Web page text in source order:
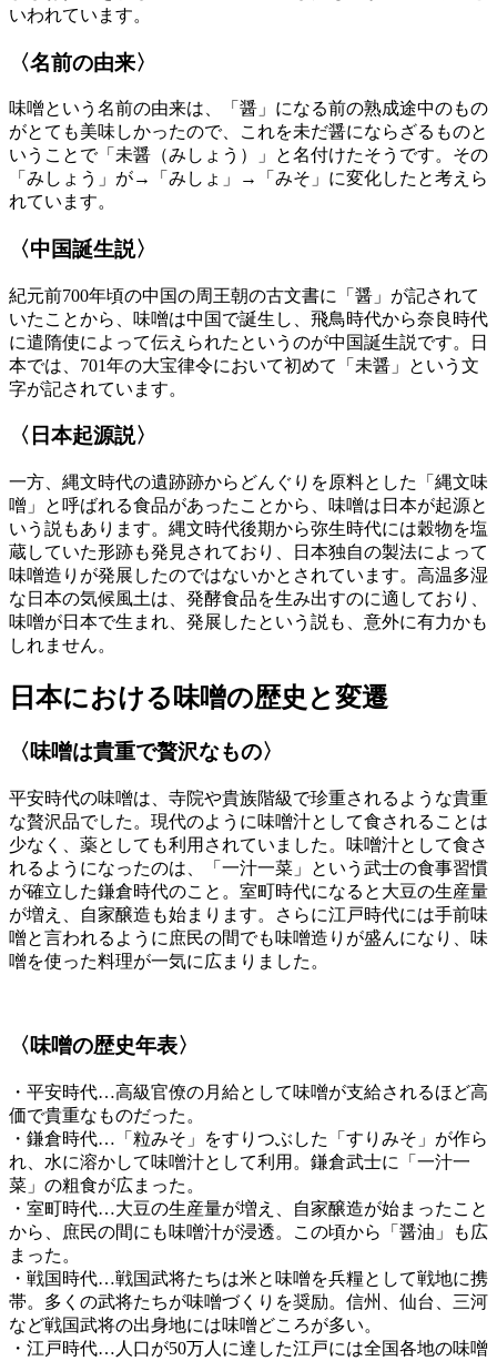
いわれています。
〈名前の由来〉
味噌という名前の由来は、「醤」になる前の熟成途中のもの
がとても美味しかったので、これを未だ醤にならざるものと
いうことで「未醤（みしょう）」と名付けたそうです。その
「みしょう」が→「みしょ」→「みそ」に変化したと考えら
れています。
〈中国誕生説〉
紀元前700年頃の中国の周王朝の古文書に「醤」が記されて
いたことから、味噌は中国で誕生し、飛鳥時代から奈良時代
に遣隋使によって伝えられたというのが中国誕生説です。日
本では、701年の大宝律令において初めて「未醤」という文
字が記されています。
〈日本起源説〉
一方、縄文時代の遺跡跡からどんぐりを原料とした「縄文味
噌」と呼ばれる食品があったことから、味噌は日本が起源と
いう説もあります。縄文時代後期から弥生時代には穀物を塩
蔵していた形跡も発見されており、日本独自の製法によって
味噌造りが発展したのではないかとされています。高温多湿
な日本の気候風土は、発酵食品を生み出すのに適しており、
味噌が日本で生まれ、発展したという説も、意外に有力かも
しれません。
日本における味噌の歴史と変遷
〈味噌は貴重で贅沢なもの〉
平安時代の味噌は、寺院や貴族階級で珍重されるような貴重
な贅沢品でした。現代のように味噌汁として食されることは
少なく、薬としても利用されていました。味噌汁として食さ
れるようになったのは、「一汁一菜」という武士の食事習慣
が確立した鎌倉時代のこと。室町時代になると大豆の生産量
が増え、自家醸造も始まります。さらに江戸時代には手前味
噌と言われるように庶民の間でも味噌造りが盛んになり、味
噌を使った料理が一気に広まりました。
〈味噌の歴史年表〉
・平安時代…高級官僚の月給として味噌が支給されるほど高
価で貴重なものだった。
・鎌倉時代…「粒みそ」をすりつぶした「すりみそ」が作ら
れ、水に溶かして味噌汁として利用。鎌倉武士に「一汁一
菜」の粗食が広まった。
・室町時代…大豆の生産量が増え、自家醸造が始まったこと
から、庶民の間にも味噌汁が浸透。この頃から「醤油」も広
まった。
・戦国時代…戦国武将たちは米と味噌を兵糧として戦地に携
帯。多くの武将たちが味噌づくりを奨励。信州、仙台、三河
など戦国武将の出身地には味噌どころが多い。
・江戸時代…人口が50万人に達した江戸には全国各地の味噌